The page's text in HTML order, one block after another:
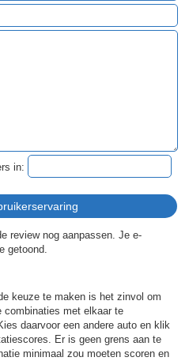
in:
review nog aanpassen. Je e-
getoond.
keuze te maken is het zinvol om
combinaties met elkaar te
daarvoor een andere auto en klik
Er is geen grens aan te
minimaal zou moeten scoren en